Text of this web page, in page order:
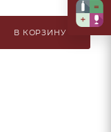
В КОРЗИНУ